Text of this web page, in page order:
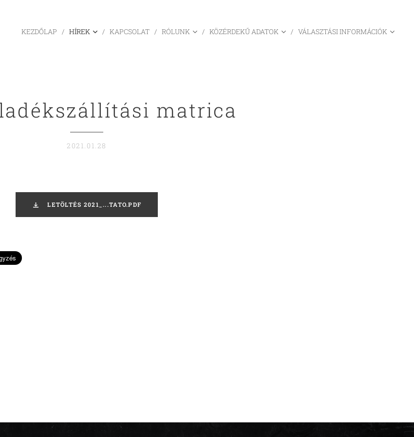
KEZDŐLAP HÍREK KAPCSOLAT RÓLUNK KÖZÉRDEKŰ ADATOK VÁLASZTÁSI INFORMÁCIÓK
matrica
2021.01.28
LETÖLTÉS 2021_...TATO.PDF